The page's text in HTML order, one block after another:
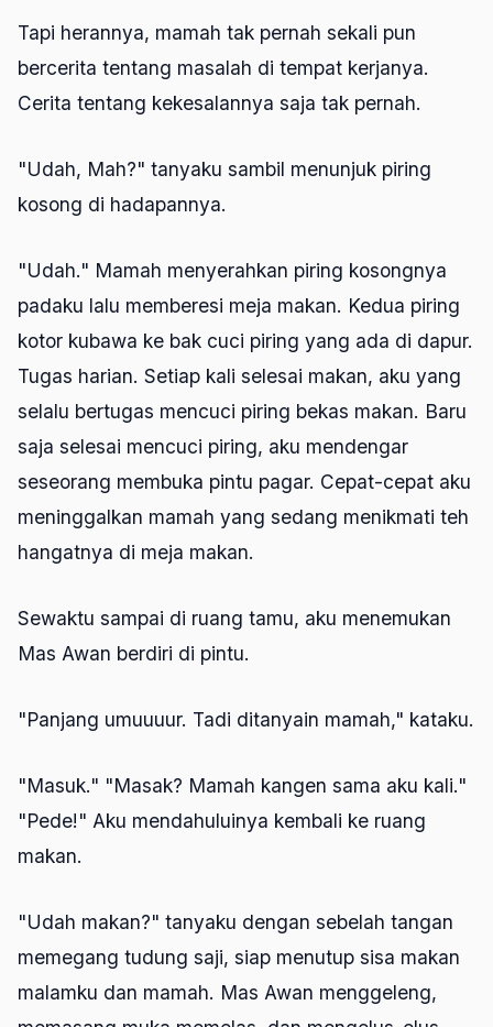
Tapi herannya, mamah tak pernah sekali pun
bercerita tentang masalah di tempat kerjanya.
Cerita tentang kekesalannya saja tak pernah.
"Udah, Mah?" tanyaku sambil menunjuk piring
kosong di hadapannya.
"Udah." Mamah menyerahkan piring kosongnya
padaku lalu memberesi meja makan. Kedua piring
kotor kubawa ke bak cuci piring yang ada di dapur.
Tugas harian. Setiap kali selesai makan, aku yang
selalu bertugas mencuci piring bekas makan. Baru
saja selesai mencuci piring, aku mendengar
seseorang membuka pintu pagar. Cepat-cepat aku
meninggalkan mamah yang sedang menikmati teh
hangatnya di meja makan.
Sewaktu sampai di ruang tamu, aku menemukan
Mas Awan berdiri di pintu.
"Panjang umuuuur. Tadi ditanyain mamah," kataku.
"Masuk." "Masak? Mamah kangen sama aku kali."
"Pede!" Aku mendahuluinya kembali ke ruang
makan.
"Udah makan?" tanyaku dengan sebelah tangan
memegang tudung saji, siap menutup sisa makan
malamku dan mamah. Mas Awan menggeleng,